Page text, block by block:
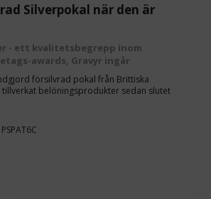
Silverpokal när den är
- ett kvalitetsbegrepp inom
awards, Gravyr ingår
försilvrad pokal från Brittiska
tillverkat belöningsprodukter sedan slutet
PSPAT6C